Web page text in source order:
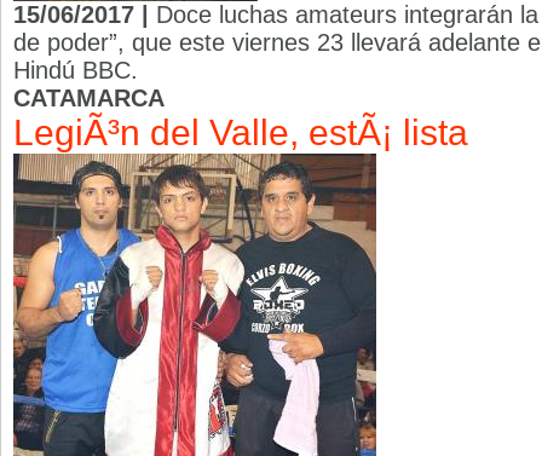
15/06/2017 | Doce luchas amateurs integrarán
de poder”, que este viernes 23 llevará adelante
Hindú BBC.
CATAMARCA
LegiÃ³n del Valle, estÃ¡ lista